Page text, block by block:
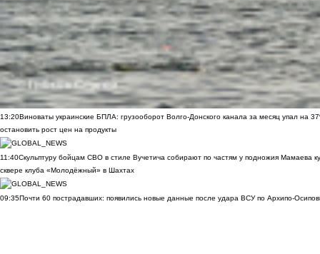
13:20Виноваты украинские БПЛА: грузооборот Волго-Донского канала за месяц упал на
остановить рост цен на продукты
11:40Скульптуру бойцам СВО в стиле Вучетича собирают по частям у подножия Мамаева
сквере клуба «Молодёжный» в Шахтах
09:35Почти 60 пострадавших: появились новые данные после удара ВСУ по Архипо-